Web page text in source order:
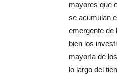
mayores que
se acumulan
emergente de
bien los
mayoría de
lo largo del